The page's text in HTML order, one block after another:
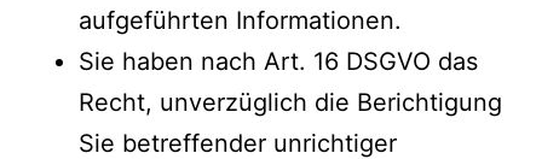
aufgeführten Informationen.
Sie haben nach Art. 16 DSGVO das
Recht, unverzüglich die Berichtigung
Sie betreffender unrichtiger